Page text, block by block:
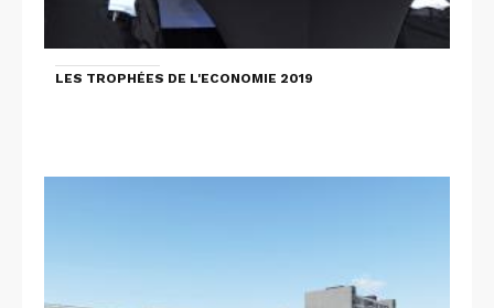
LES TROPHÉES DE L'ECONOMIE 2019